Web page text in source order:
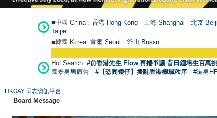
■中國 China： 香港 Hong Kong 上海 Shanghai
北京
Taipei
■韓國 Korea: 首爾 Seoul 釜山 Busan
Hot Search: #前香港先生 Flow 再捲爭議 昔日鍾培生百萬
國泰男男廣告
#【恐同矮仔】擾亂香港機場秩序 #港男
HKGAY 同志資訊平台
Board Message